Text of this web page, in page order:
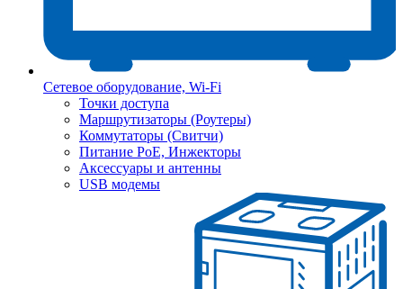
Сетевое оборудование, Wi-Fi
Точки доступа
Маршрутизаторы (Роутеры)
Коммутаторы (Свитчи)
Питание PoE, Инжекторы
Аксессуары и антенны
USB модемы